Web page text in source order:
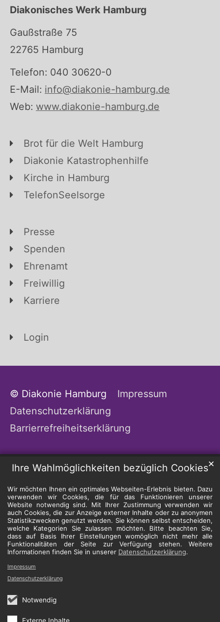
Ihre Wahlmöglichkeiten bezüglich Cookies
Wir möchten Ihnen ein optimales Webseiten-Erlebnis bieten. Dazu
verwenden wir Cookies, die für das Funktionieren unserer
Website notwendig sind. Mit Ihrer Zustimmung verwenden wir
auch Cookies, die zur Anzeige externer Inhalte oder zu anonymen
Statistikzwecken genutzt werden. Sie können selbst entscheiden,
welche Kategorien Sie zulassen möchten. Bitte beachten Sie,
dass auf Basis Ihrer Einstellungen womöglich nicht mehr alle
Funktionalitäten der Seite zur Verfügung stehen. Weitere
Informationen finden Sie in unserer Datenschutzerklärung.
Notwendig
Externe Inhalte
✕
Impressum
Datenschutzerklärung
Diakonisches Werk Hamburg
Gaußstraße 75
22765 Hamburg
Telefon: 040 30620-0
E-Mail: info@diakonie-hamburg.de
Web: www.diakonie-hamburg.de
Brot für die Welt Hamburg
Diakonie Katastrophenhilfe
Kirche in Hamburg
TelefonSeelsorge
Presse
Spenden
Ehrenamt
Freiwillig
Karriere
Login
© Diakonie Hamburg
Impressum
Datenschutzerklärung
Barrierrefreiheitserklärung